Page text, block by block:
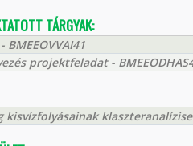
TÁRGYAK:
projektfeladat -
kisvízfolyásainak